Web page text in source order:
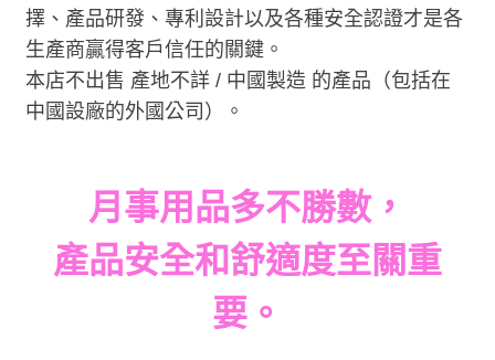
擇、產品研發、專利設計以及各種安全認證才是各
生產商贏得客戶信任的關鍵。
本店不出售 產地不詳 / 中國製造 的產品（包括在
中國設廠的外國公司）。
月事用品多不勝數，
產品安全和舒適度至關重
要。